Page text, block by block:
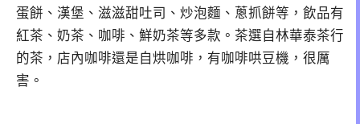
蛋餅、漢堡、滋滋甜吐司、炒泡麵、蔥抓餅等，飲品有
紅茶、奶茶、咖啡、鮮奶茶等多款。茶選自林華泰茶行
的茶，店內咖啡還是自烘咖啡，有咖啡哄豆機，很厲
害。